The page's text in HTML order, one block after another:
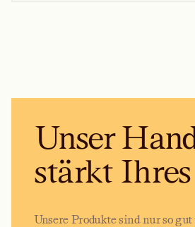
Unser
stärkt Ihres
Unsere Produkte sind nur so